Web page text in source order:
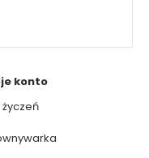
konto
życzeń